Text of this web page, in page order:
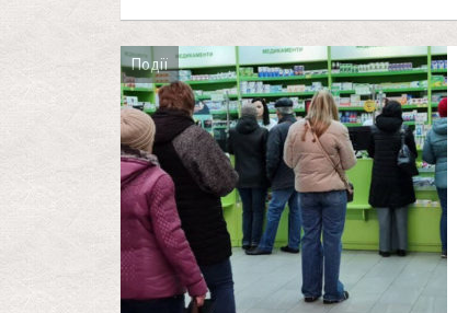
Події